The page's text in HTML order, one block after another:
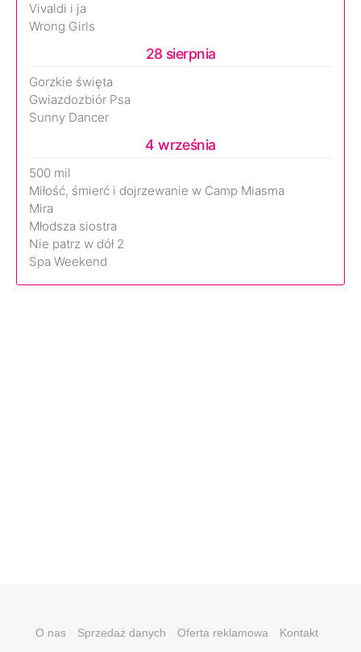
Vivaldi i ja
Wrong Girls
28 sierpnia
Gorzkie święta
Gwiazdozbiór Psa
Sunny Dancer
4 września
500 mil
Miłość, śmierć i dojrzewanie w Camp Miasma
Mira
Młodsza siostra
Nie patrz w dół 2
Spa Weekend
O nas Sprzedaż danych Oferta reklamowa Kontakt